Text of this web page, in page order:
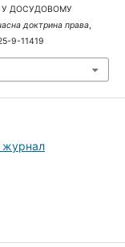
У ДОСУДОВОМУ
доктрина права,
9-11419
журнал